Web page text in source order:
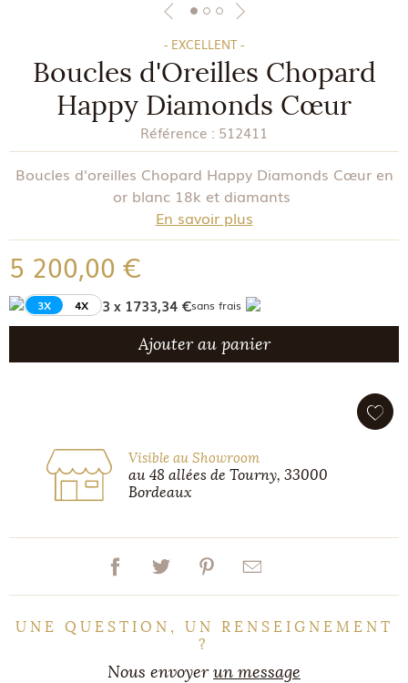
- EXCELLENT -
Boucles d'Oreilles Chopard
Happy Diamonds Cœur
Référence : 512411
Boucles d'oreilles Chopard Happy Diamonds Cœur en
or blanc 18k et diamants
En savoir plus
5 200,00 €
3X 4X 3 x 1733,34 €sans frais
Ajouter au panier
Visible au Showroom
au 48 allées de Tourny, 33000
Bordeaux
UNE QUESTION, UN RENSEIGNEMENT
?
Nous envoyerun message